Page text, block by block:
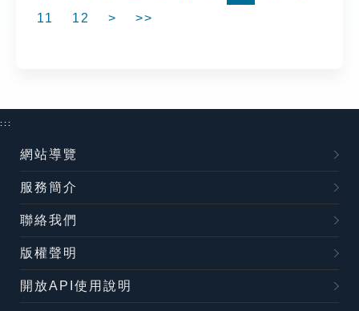
11
12 > >>
:::
網站導覽
服務簡介
聯絡我們
版權聲明
開放API使用說明